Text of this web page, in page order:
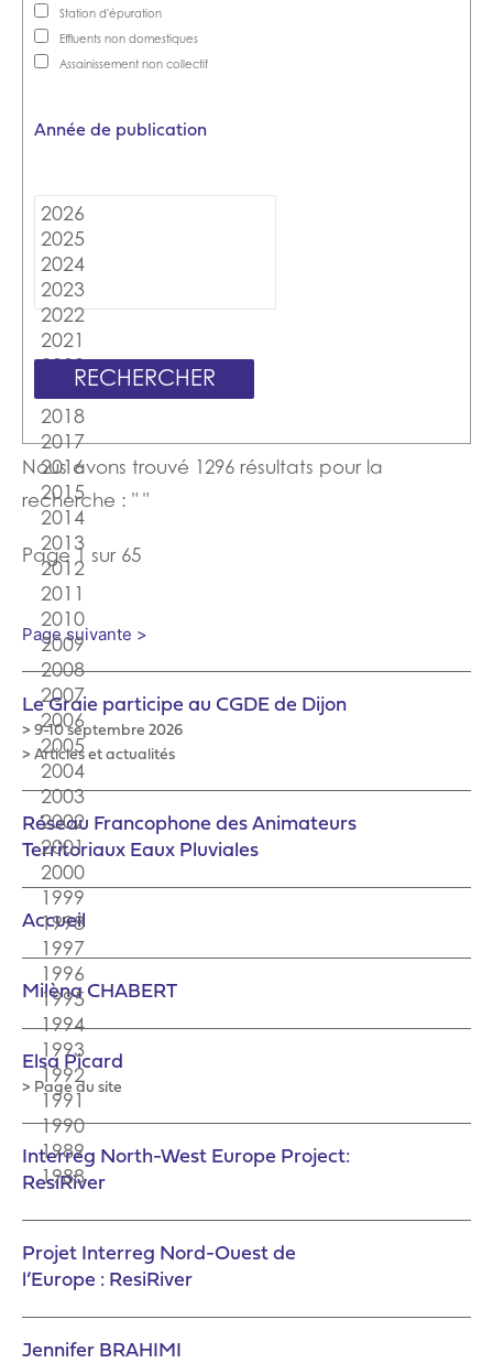
Station d'épuration
Effluents non domestiques
Assainissement non collectif
Année de publication
Nous avons trouvé 1296 résultats pour la
recherche : " "
Page 1 sur 65
Page suivante >
Le Graie participe au CGDE de Dijon
> 9-10 septembre 2026
> Articles et actualités
Réseau Francophone des Animateurs
Territoriaux Eaux Pluviales
Accueil
Milèna CHABERT
Elsa Picard
> Page du site
Interreg North-West Europe Project:
ResiRiver
Projet Interreg Nord-Ouest de
l’Europe : ResiRiver
Jennifer BRAHIMI